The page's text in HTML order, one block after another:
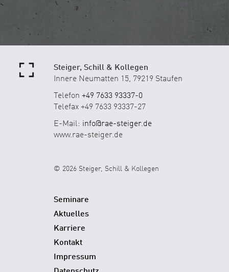
Steiger, Schill & Kollegen
Innere Neumatten 15, 79219 Staufen
Telefon +49 7633 93337-0
Telefax +49 7633 93337-27
E-Mail: info@rae-steiger.de
www.rae-steiger.de
© 2026 Steiger, Schill & Kollegen
Seminare
Aktuelles
Karriere
Kontakt
Impressum